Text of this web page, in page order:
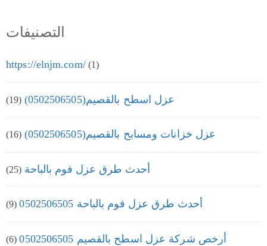
التصنيفات
https://elnjm.com/(1)
عزل اسطح بالقصيم(0502506505) (19)
عزل خزانات ومسابح بالقصيم(0502506505) (16)
أحدث طرق عزل فوم بالباحة (25)
أحدث طرق عزل فوم بالباحة 0502506505 (9)
أرخص شركة عزل اسطح بالقصيم 0502506505 (6)